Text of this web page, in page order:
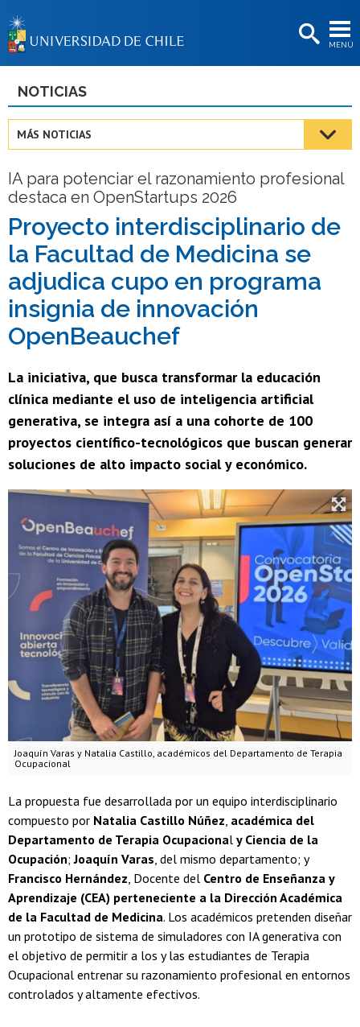
MENÚ
BIBLIOTECAS
Estudiantes
Académicas/os
Funcionarias/os
Egresadas/os
NOTICIAS
MÁS NOTICIAS
IA para potenciar el razonamiento profesional
destaca en OpenStartups 2026
Proyecto interdisciplinario de
la Facultad de Medicina se
adjudica cupo en programa
insignia de innovación
OpenBeauchef
La iniciativa, que busca transformar la educación
clínica mediante el uso de inteligencia artificial
generativa, se integra así a una cohorte de 100
proyectos científico-tecnológicos que buscan generar
soluciones de alto impacto social y económico.
Joaquín Varas y Natalia Castillo, académicos del Departamento de Terapia
Ocupacional
La propuesta fue desarrollada por un equipo interdisciplinario
compuesto por Natalia Castillo Núñez, académica del
Departamento de Terapia Ocupacional y Ciencia de la
Ocupación;Joaquín Varas, del mismo departamento; y
Francisco Hernández, Docente del Centro de Enseñanza y
Aprendizaje (CEA) perteneciente a la Dirección Académica
de la Facultad de Medicina. Los académicos pretenden diseñar
un prototipo de sistema de simuladores con IA generativa con
el objetivo de permitir a los y las estudiantes de Terapia
Ocupacional entrenar su razonamiento profesional en entornos
controlados y altamente efectivos.